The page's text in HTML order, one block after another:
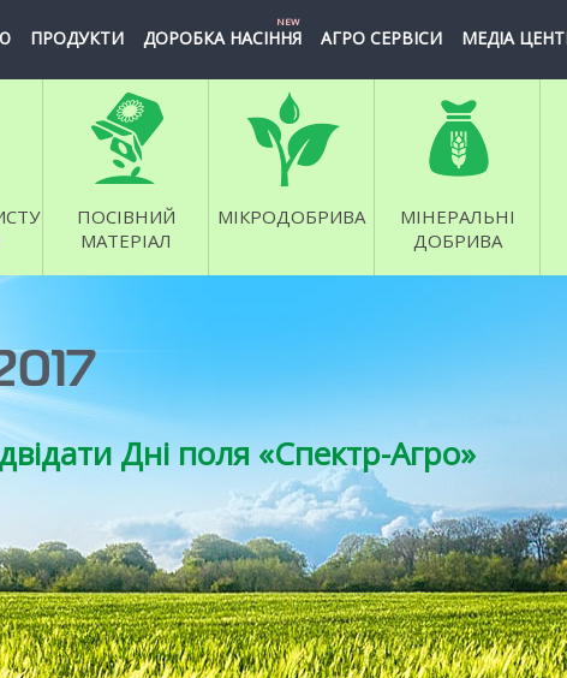
ПРОДУКТИ ДОРОБКА НАСІННЯ
NEW
АГРО СЕРВІСИ МЕДІА
ПОСІВНИЙ
МАТЕРІАЛ
МІКРОДОБРИВА
МІНЕРАЛЬНІ
ДОБРИВА
Дні поля «Спектр-Агро»